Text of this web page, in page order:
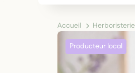
Accueil Herboristerie